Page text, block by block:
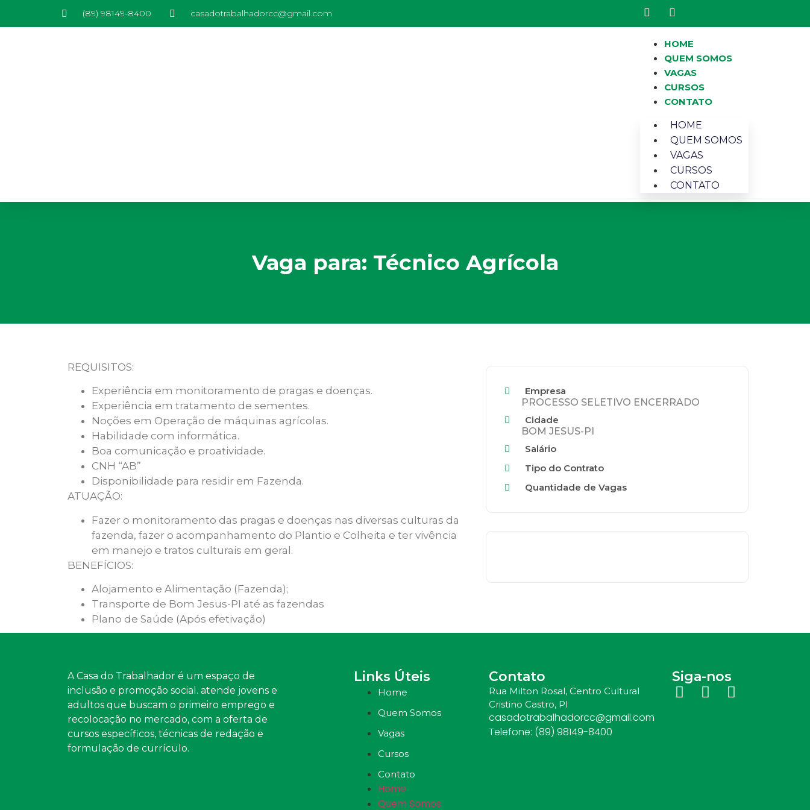
(89) 98149-8400 casadotrabalhadorcc@gmail.com
HOME
QUEM SOMOS
VAGAS
CURSOS
CONTATO
HOME
QUEM SOMOS
VAGAS
CURSOS
CONTATO
Vaga para: Técnico Agrícola
REQUISITOS:
Experiência em monitoramento de pragas e doenças.
Experiência em tratamento de sementes.
Noções em Operação de máquinas agrícolas.
Habilidade com informática.
Boa comunicação e proatividade.
CNH “AB”
Disponibilidade para residir em Fazenda.
ATUAÇÃO:
Fazer o monitoramento das pragas e doenças nas diversas culturas da
fazenda, fazer o acompanhamento do Plantio e Colheita e ter vivência
em manejo e tratos culturais em geral.
BENEFÍCIOS:
Alojamento e Alimentação (Fazenda);
Transporte de Bom Jesus-PI até as fazendas
Plano de Saúde (Após efetivação)
Empresa
PROCESSO SELETIVO ENCERRADO
Cidade
BOM JESUS-PI
Salário
Tipo do Contrato
Quantidade de Vagas
A Casa do Trabalhador é um espaço de
inclusão e promoção social. atende jovens e
adultos que buscam o primeiro emprego e
recolocação no mercado, com a oferta de
cursos específicos, técnicas de redação e
formulação de currículo.
Links Úteis
Home
Quem Somos
Vagas
Cursos
Contato
Home
Quem Somos
Contato
Rua Milton Rosal, Centro Cultural
Cristino Castro, PI
casadotrabalhadorcc@gmail.com
Telefone: (89) 98149-8400
Siga-nos